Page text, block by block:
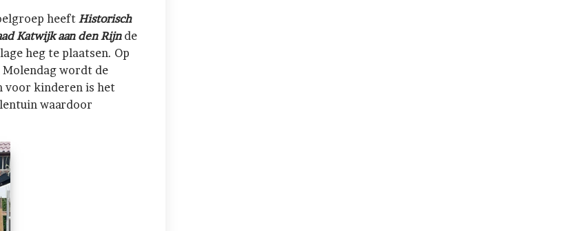
heeft Historisch
Katwijk aan den Rijnde
heg te plaatsen. Op
Molendag wordt de
voor kinderen is het
waardoor